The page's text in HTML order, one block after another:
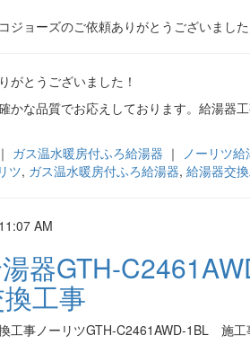
ョーズのご依頼ありがとうございました
がとうございました！
かな品質でお応えしております。給湯器
｜ ガス温水暖房付ふろ給湯器 ｜ ノーリツ給
ツ, ガス温水暖房付ふろ給湯器, 給湯器交
AM
器GTH-
工事
工事ノーリツGTH-C2461AWD-1BL 施工